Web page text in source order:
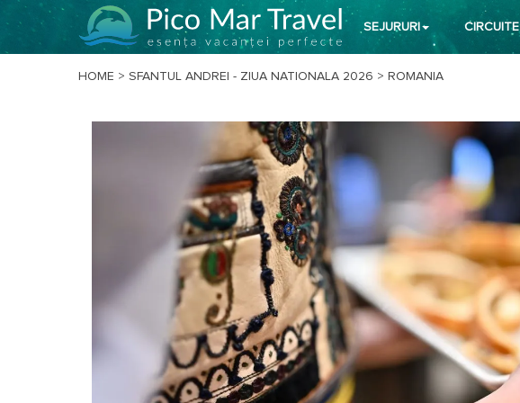
SEJURURI CIRCUITE
HOME > SFANTUL ANDREI - ZIUA NATIONALA 2026 > ROMANIA